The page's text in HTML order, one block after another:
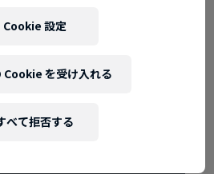
Cookie 設定
べて拒否する
Cookie を受け入れる